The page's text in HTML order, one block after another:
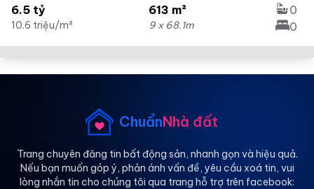
6.5 tỷ
10.6 triệu/m²
613 m²
9 x 68.1m
0
0
ChuẩnNhà đất
Trang chuyên đăng tin bất động sản, nhanh gọn và hiệu quả.
Nếu bạn muốn góp ý, phản ánh vấn đề, yêu cầu xoá tin, vui
lòng nhắn tin cho chúng tôi qua trang hỗ trợ trên facebook: